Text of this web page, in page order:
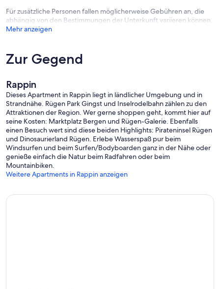
Für zusätzliche Personen fallen möglicherweise Gebühren an, die
abhängig von den Bestimmungen der Unterkunft variieren können.
Mehr anzeigen
Zur Gegend
Rappin
Dieses Apartment in Rappin liegt in ländlicher Umgebung und in
Strandnähe. Rügen Park Gingst und Inselrodelbahn zählen zu den
Attraktionen der Region. Wer gerne shoppen geht, kommt hier auf
seine Kosten: Marktplatz Bergen und Rügen-Galerie. Ebenfalls
einen Besuch wert sind diese beiden Highlights: Pirateninsel Rügen
und Dinosaurierland Rügen. Erlebe Wasserspaß pur beim
Windsurfen und beim Surfen/Bodyboarden ganz in der Nähe oder
genieße einfach die Natur beim Radfahren oder beim
Mountainbiken.
Weitere Apartments in Rappin anzeigen